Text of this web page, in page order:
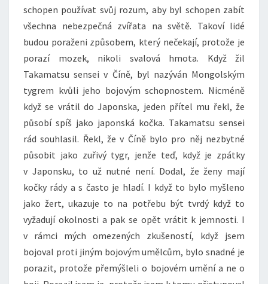
schopen používat svůj rozum, aby byl schopen zabít
všechna nebezpečná zvířata na světě. Takoví lidé
budou poraženi způsobem, který nečekají, protože je
porazí mozek, nikoli svalová hmota. Když žil
Takamatsu sensei v Číně, byl nazýván Mongolským
tygrem kvůli jeho bojovým schopnostem. Nicméně
když se vrátil do Japonska, jeden přítel mu řekl, že
působí spíš jako japonská kočka. Takamatsu sensei
rád souhlasil. Řekl, že v Číně bylo pro něj nezbytné
působit jako zuřivý tygr, jenže teď, když je zpátky
v Japonsku, to už nutné není. Dodal, že ženy mají
kočky rády a s často je hladí. I když to bylo myšleno
jako žert, ukazuje to na potřebu být tvrdý když to
vyžadují okolnosti a pak se opět vrátit k jemnosti. I
v rámci mých omezených zkušeností, když jsem
bojoval proti jiným bojovým umělcům, bylo snadné je
porazit, protože přemýšleli o bojovém umění a ne o